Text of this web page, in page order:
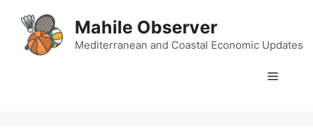
content
Mahile Observer
Mediterranean and Coastal Economic Updates
Menu